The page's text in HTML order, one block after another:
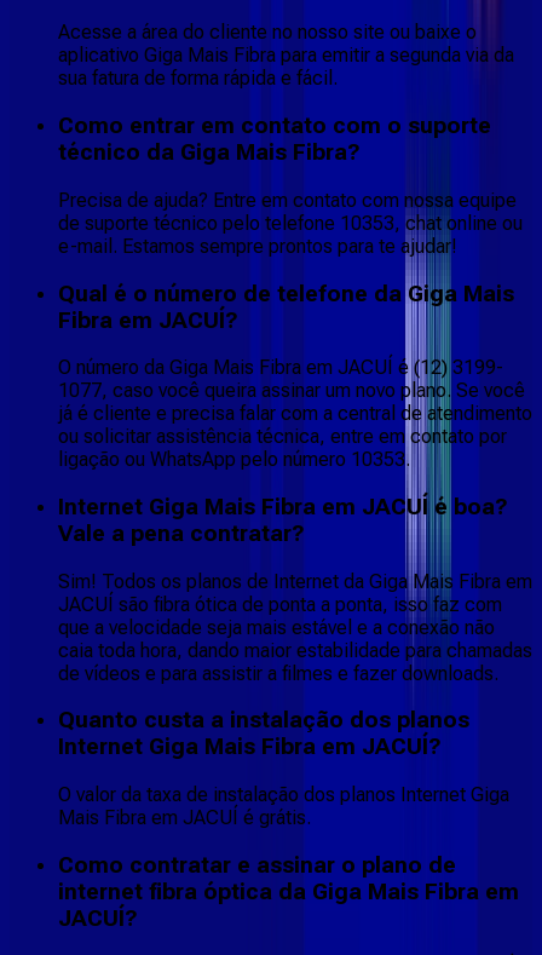
Acesse a área do cliente no nosso site ou baixe o
aplicativo Giga Mais Fibra para emitir a segunda via da
sua fatura de forma rápida e fácil.
Como entrar em contato com o suporte
técnico da Giga Mais Fibra?
Precisa de ajuda? Entre em contato com nossa equipe
de suporte técnico pelo telefone 10353, chat online ou
e-mail. Estamos sempre prontos para te ajudar!
Qual é o número de telefone da Giga Mais
Fibra em JACUÍ?
O número da Giga Mais Fibra em JACUÍ é (12) 3199-
1077, caso você queira assinar um novo plano. Se você
já é cliente e precisa falar com a central de atendimento
ou solicitar assistência técnica, entre em contato por
ligação ou WhatsApp pelo número 10353.
Internet Giga Mais Fibra em JACUÍ é boa?
Vale a pena contratar?
Sim! Todos os planos de Internet da Giga Mais Fibra em
JACUÍ são fibra ótica de ponta a ponta, isso faz com
que a velocidade seja mais estável e a conexão não
caia toda hora, dando maior estabilidade para chamadas
de vídeos e para assistir a filmes e fazer downloads.
Quanto custa a instalação dos planos
Internet Giga Mais Fibra em JACUÍ?
O valor da taxa de instalação dos planos Internet Giga
Mais Fibra em JACUÍ é grátis.
Como contratar e assinar o plano de
internet fibra óptica da Giga Mais Fibra em
JACUÍ?